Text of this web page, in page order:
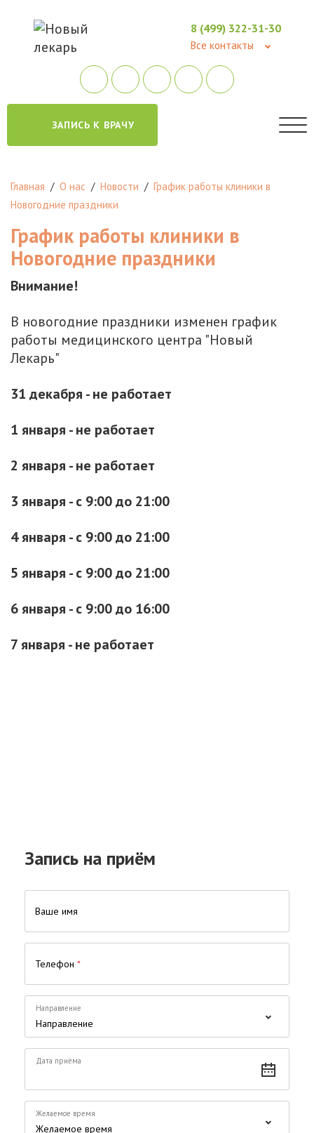
8 (499) 322-31-30
Все контакты
ЗАПИСЬ К ВРАЧУ
Главная / О нас / Новости / График работы клиники в
Новогодние праздники
График работы клиники в
Новогодние праздники
Внимание!
В новогодние праздники изменен график
работы медицинского центра "Новый
Лекарь"
31 декабря - не работает
1 января - не работает
2 января - не работает
3 января - с 9:00 до 21:00
4 января - с 9:00 до 21:00
5 января - с 9:00 до 21:00
6 января - с 9:00 до 16:00
7 января - не работает
Запись на приём
Ваше имя
Телефон *
Направление
Дата приёма
Желаемое время